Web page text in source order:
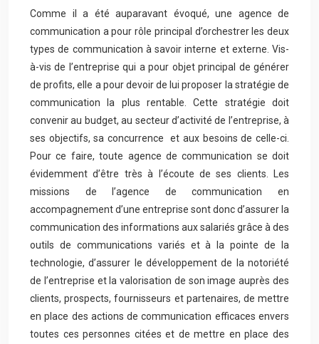
Comme il a été auparavant évoqué, une agence de
communication a pour rôle principal d’orchestrer les deux
types de communication à savoir interne et externe. Vis-
à-vis de l’entreprise qui a pour objet principal de générer
de profits, elle a pour devoir de lui proposer la stratégie de
communication la plus rentable. Cette stratégie doit
convenir au budget, au secteur d’activité de l’entreprise, à
ses objectifs, sa concurrence et aux besoins de celle-ci.
Pour ce faire, toute agence de communication se doit
évidemment d’être très à l’écoute de ses clients. Les
missions de l’agence de communication en
accompagnement d’une entreprise sont donc d’assurer la
communication des informations aux salariés grâce à des
outils de communications variés et à la pointe de la
technologie, d’assurer le développement de la notoriété
de l’entreprise et la valorisation de son image auprès des
clients, prospects, fournisseurs et partenaires, de mettre
en place des actions de communication efficaces envers
toutes ces personnes citées et de mettre en place des